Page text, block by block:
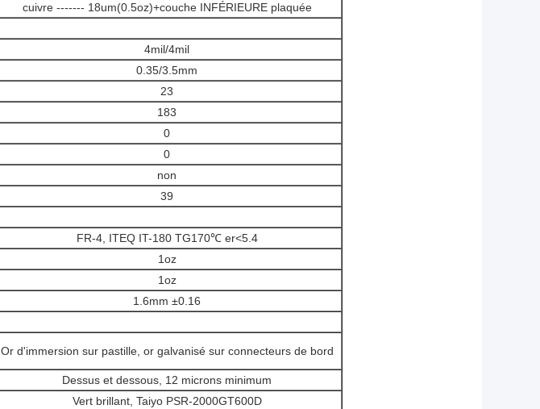
cuivre ------- 18um(0.5oz)+couche INFÉRIEURE plaquée
4mil/4mil
0.35/3.5mm
23
183
0
0
non
39
FR-4, ITEQ IT-180 TG170℃ er<5.4
1oz
1oz
1.6mm ±0.16
Or d'immersion sur pastille, or galvanisé sur connecteurs de bord
Dessus et dessous, 12 microns minimum
Vert brillant, Taiyo PSR-2000GT600D